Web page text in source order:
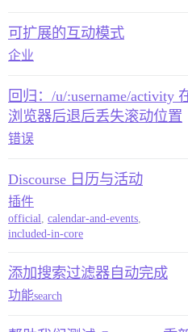
可扩展的互动模式
企业
回归：/u/:username/activity
浏览器后退后丢失滚动位置
错误
Discourse 日历与活动
插件
official, calendar-and-events,
included-in-core
添加搜索过滤器自动完成
功能search